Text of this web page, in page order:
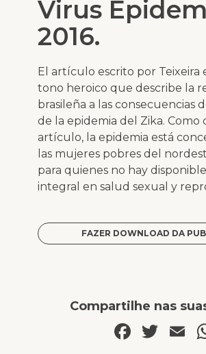
Virus
2016.
El artículo escrito por Teixeira
tono heroico que describe la
brasileña a las consecuencias
de la epidemia del Zika. Como
artículo, la epidemia está
las mujeres pobres del
para quienes no hay
integral en salud sexual y
FAZER DOWNLOAD DA
Compartilhe nas